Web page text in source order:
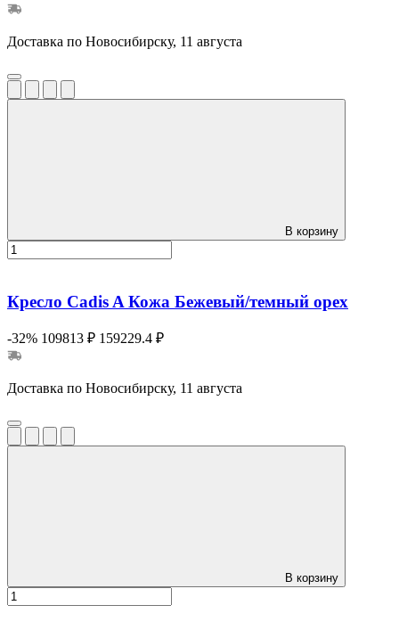
Доставка по Новосибирску, 11 августа
В корзину
Кресло Cadis A Кожа Бежевый/темный орех
-32% 109813 ₽ 159229.4 ₽
Доставка по Новосибирску, 11 августа
В корзину